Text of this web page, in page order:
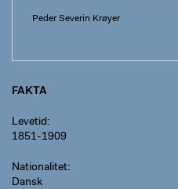
Peder Severin Krøyer
FAKTA
Levetid
1851-1909
Nationalitet
Dansk